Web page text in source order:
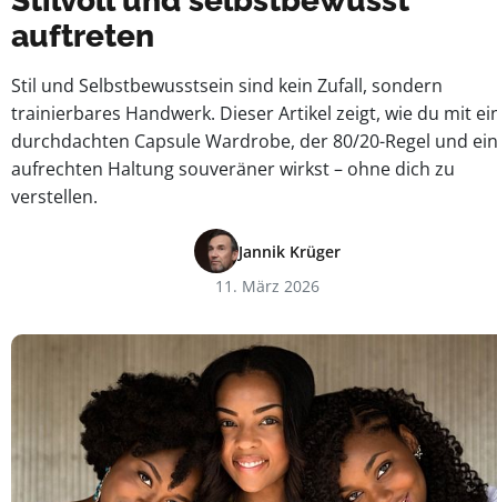
auftreten
Stil und Selbstbewusstsein sind kein Zufall, sondern
trainierbares Handwerk. Dieser Artikel zeigt, wie du mit
durchdachten Capsule Wardrobe, der 80/20-Regel und
aufrechten Haltung souveräner wirkst – ohne dich zu
verstellen.
Jannik Krüger
11. März 2026